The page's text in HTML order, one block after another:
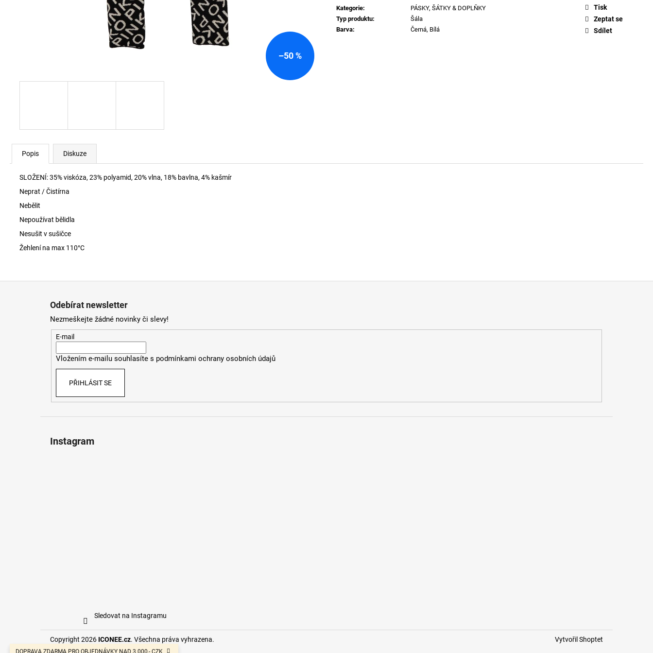
DOPRAVA ZDARMA PRO OBJEDNÁVKY NAD 3.000,- CZK
cena:
Kategorie:
PÁSKY, ŠÁTKY & DOPLŇKY
Typ produktu:
Šála
Barva: Černá, Bílá
Tisk
Zeptat se
Sdílet
–50 %
Popis Diskuze
SLOŽENÍ:35% viskóza, 23% polyamid, 20% vlna, 18% bavlna, 4% kašmír
Neprat / Čistírna
Nebělit
Nepoužívat bělidla
Nesušit v sušičce
Žehlení na max 110°C
60920 LEHKÝ SVERT 6051
T-MIEGOR-K77 TRIČKO 9XXD
1 740 Kč
SIGNATURE KRAŤASY 670
Odebírat newsletter
Nezmeškejte žádné novinky či slevy!
E-mail
Vložením e-mailu souhlasíte s podmínkami ochrany osobních údajů
PŘIHLÁSIT SE
Instagram
Sledovat na Instagramu
Vytvořil Shoptet
Copyright 2026 ICONEE.cz. Všechna práva vyhrazena.